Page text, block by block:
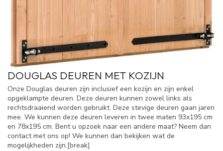
DOUGLAS DEUREN MET KOZIJN
Onze Douglas deuren zijn inclusief een kozijn en zijn enkel
opgeklampte deuren. Deze deuren kunnen zowel links als
rechtsdraaiend worden gebruikt. Deze stevige deuren gaan jaren
mee. We kunnen deze deuren leveren in twee maten 93x195 cm
en 78x195 cm. Bent u opzoek naar een andere maat? Neem dan
contact met ons op! We kunnen dan bekijken wat de
mogelijkheden zijn.[break]